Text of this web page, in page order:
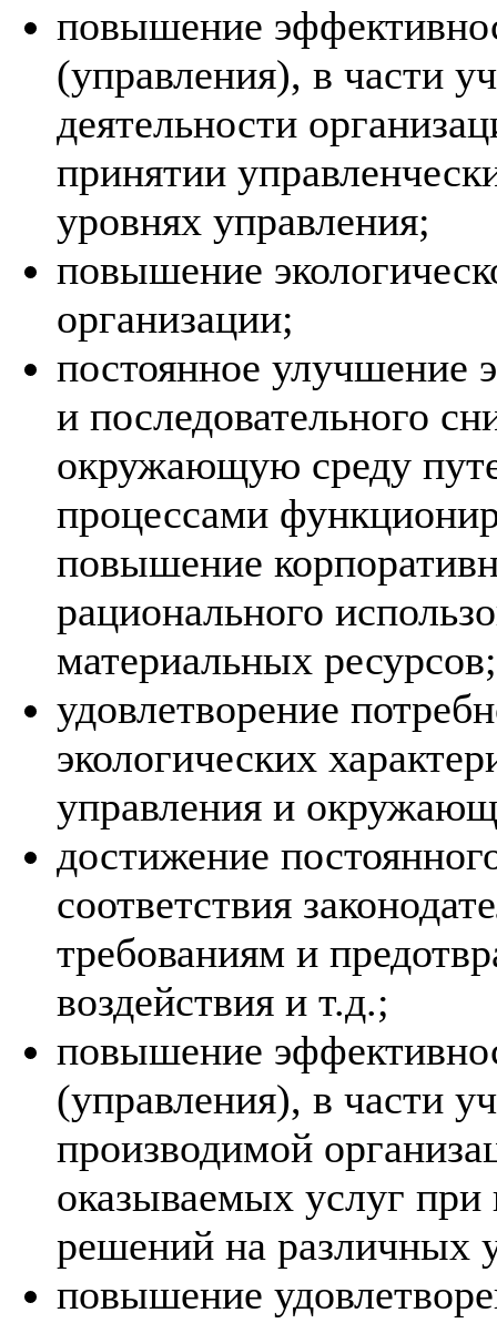
повышение
(управления), в части
деятельности
принятии
уровнях управления;
повышение
организации;
постоянное улучшение
и последовательного
окружающую среду
процессами
повышение
рационального
материальных ресурсов;
удовлетворение
экологических
управления и
достижение
соответствия
требованиям и
воздействия и т.д.;
повышение
(управления), в части
производимой
оказываемых услуг при
решений на различных
повышение